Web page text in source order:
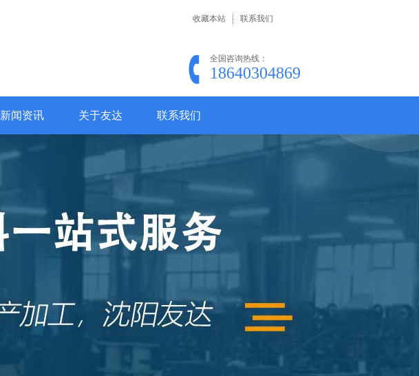
收藏本站 联系我们
全国咨询热线：
18640304869
新闻资讯 关于友达 联系我们